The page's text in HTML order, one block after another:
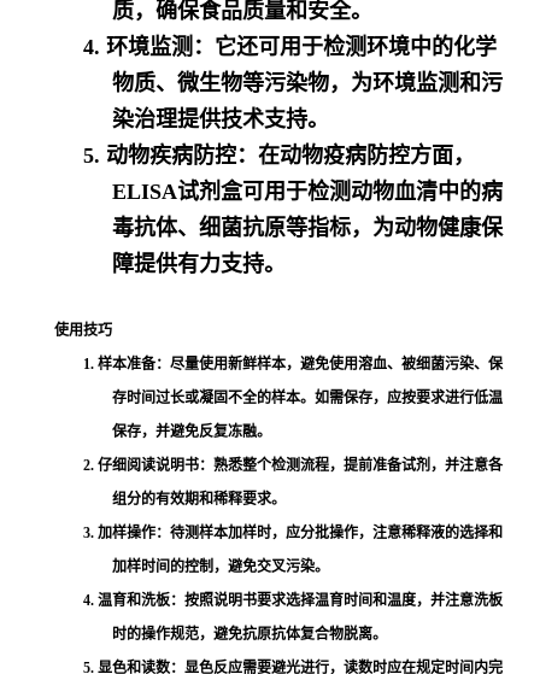
质，确保食品质量和安全。
4. 环境监测：它还可用于检测环境中的化学
物质、微生物等污染物，为环境监测和污
染治理提供技术支持。
5. 动物疾病防控：在动物疫病防控方面，
ELISA试剂盒可用于检测动物血清中的病
毒抗体、细菌抗原等指标，为动物健康保
障提供有力支持。
使用技巧
1. 样本准备：尽量使用新鲜样本，避免使用溶血、被细菌污染、保
存时间过长或凝固不全的样本。如需保存，应按要求进行低温
保存，并避免反复冻融。
2. 仔细阅读说明书：熟悉整个检测流程，提前准备试剂，并注意各
组分的有效期和稀释要求。
3. 加样操作：待测样本加样时，应分批操作，注意稀释液的选择和
加样时间的控制，避免交叉污染。
4. 温育和洗板：按照说明书要求选择温育时间和温度，并注意洗板
时的操作规范，避免抗原抗体复合物脱离。
5. 显色和读数：显色反应需要避光进行，读数时应在规定时间内完